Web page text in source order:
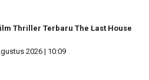
Thriller Terbaru The Last House
2026 | 10:09